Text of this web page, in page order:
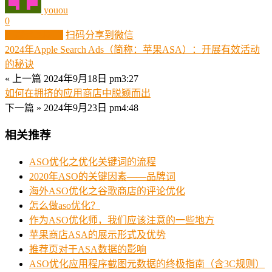
youou
0
扫码分享到微信
2024年Apple Search Ads（简称：苹果ASA）：开展有效活动
的秘诀
« 上一篇 2024年9月18日 pm3:27
如何在拥挤的应用商店中脱颖而出
下一篇 » 2024年9月23日 pm4:48
相关推荐
ASO优化之优化关键词的流程
2020年ASO的关键因素——品牌词
海外ASO优化之谷歌商店的评论优化
怎么做aso优化？
作为ASO优化师，我们应该注意的一些地方
苹果商店ASA的展示形式及优势
推荐页对于ASA数据的影响
ASO优化应用程序截图元数据的终极指南（含3C规则）